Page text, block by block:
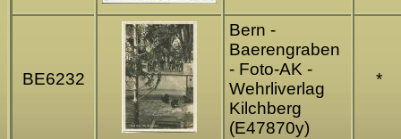
BE6232
Bern -
Baerengraben
- Foto-AK -
Wehrliverlag
Kilchberg
(E47870y)
*